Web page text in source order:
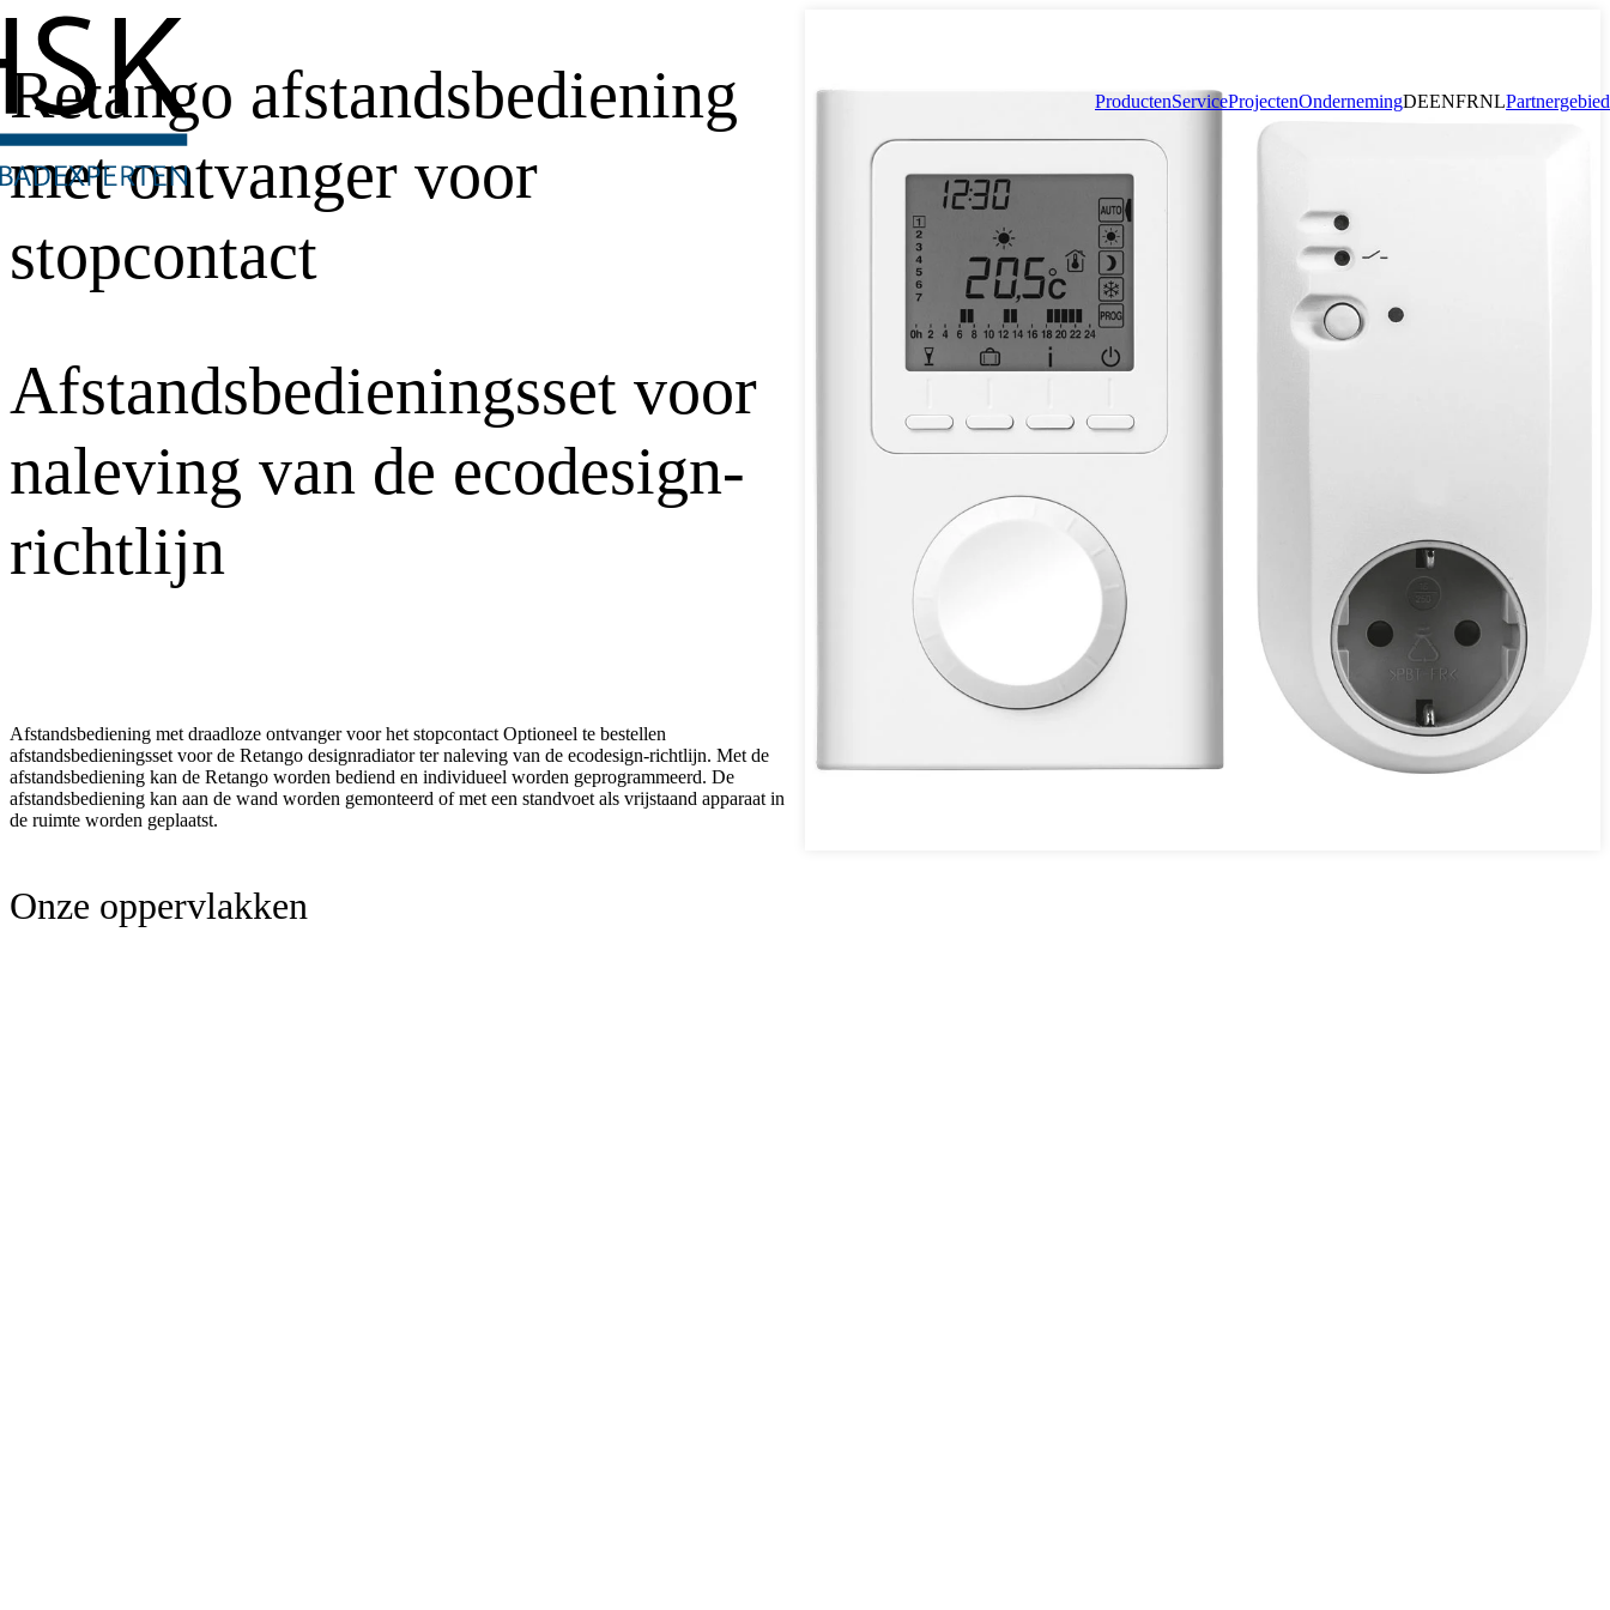
ProductenServiceProjectenOndernemingDEENFRNLPartnergebied
Retango afstandsbediening
met ontvanger voor
stopcontact
Afstandsbedieningsset voor
naleving van de ecodesign-
richtlijn
Afstandsbediening met draadloze ontvanger voor het stopcontact Optioneel te bestellen
afstandsbedieningsset voor de Retango designradiator ter naleving van de ecodesign-richtlijn. Met de
afstandsbediening kan de Retango worden bediend en individueel worden geprogrammeerd. De
afstandsbediening kan aan de wand worden gemonteerd of met een standvoet als vrijstaand apparaat in
de ruimte worden geplaatst.
Onze oppervlakken